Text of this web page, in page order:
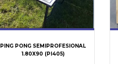
PING PONG SEMIPROFESIONAL
1.80X90 (PI405)